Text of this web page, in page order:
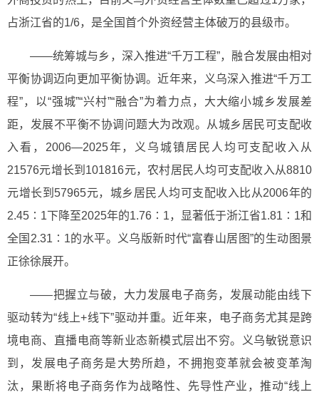
占浙江省的1/6，是全国首个外资经营主体破万的县级市。
——统筹城与乡，深入推进“千万工程”，融合发展由相对
平衡协调迈向更加平衡协调。近年来，义乌深入推进“千万工
程”，以“强城”“兴村”“融合”为着力点，大大缩小城乡发展差
距，发展不平衡不协调问题大为改观。从城乡居民可支配收
入看，2006—2025年，义乌城镇居民人均可支配收入从
21576元增长到101816元，农村居民人均可支配收入从8810
元增长到57965元，城乡居民人均可支配收入比从2006年的
2.45∶1下降至2025年的1.76∶1，显著低于浙江省1.81∶1和
全国2.31∶1的水平。义乌版新时代“富春山居图”的生动图景
正徐徐展开。
——把握立与破，大力发展电子商务，发展动能由线下
驱动转为“线上+线下”驱动并重。近年来，电子商务尤其是跨
境电商、直播电商等新业态新模式层出不穷。义乌敏锐意识
到，发展电子商务是大势所趋，不拥抱变革就会被变革淘
汰，果断将电子商务作为战略性、先导性产业，推动“线上